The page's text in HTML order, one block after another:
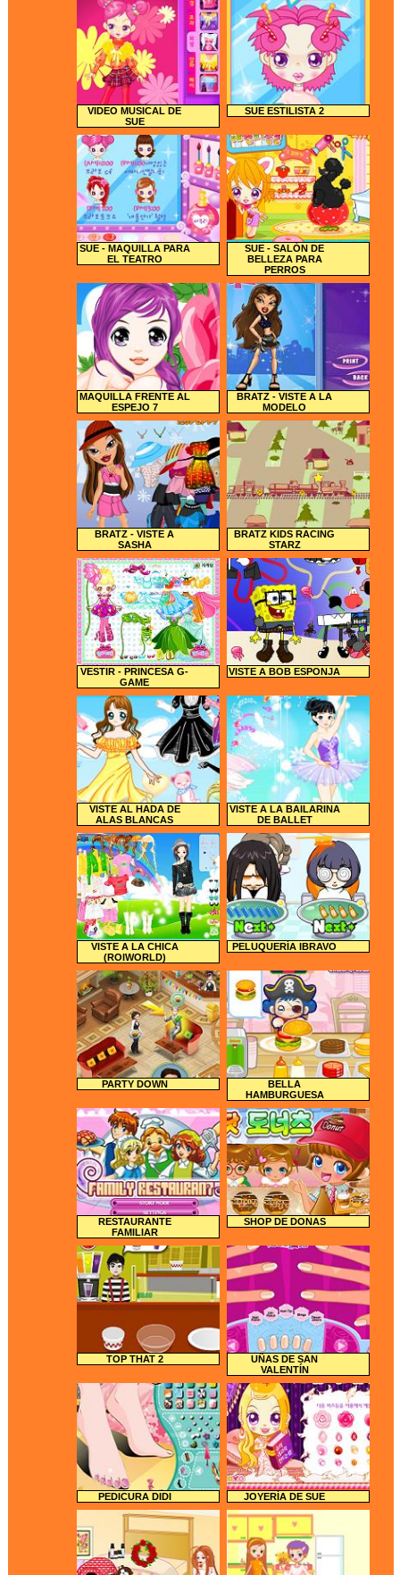
VIDEO MUSICAL DE
SUE
SUE ESTILISTA 2
SUE - MAQUILLA PARA
EL TEATRO
SUE - SALÓN DE
BELLEZA PARA
PERROS
MAQUILLA FRENTE AL
ESPEJO 7
BRATZ - VISTE A LA
MODELO
BRATZ - VISTE A
SASHA
BRATZ KIDS RACING
STARZ
VESTIR - PRINCESA G-
GAME
VISTE A BOB ESPONJA
VISTE AL HADA DE
ALAS BLANCAS
VISTE A LA BAILARINA
DE BALLET
VISTE A LA CHICA
(ROIWORLD)
PELUQUERÍA IBRAVO
PARTY DOWN
BELLA
HAMBURGUESA
RESTAURANTE
FAMILIAR
SHOP DE DONAS
TOP THAT 2
UÑAS DE SAN
VALENTÍN
PEDICURA DIDI JOYERÍA DE SUE